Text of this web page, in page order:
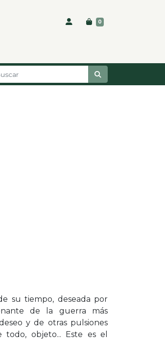
0
su tiempo, deseada por
de la guerra más
y de otras pulsiones
todo, objeto... Este es el